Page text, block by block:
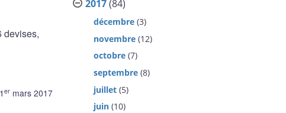
devises,
1 ermars 2017
2017(84)
décembre (3)
novembre (12)
octobre (7)
septembre (8)
juillet (5)
juin (10)